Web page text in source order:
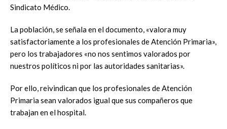
Sindicato Médico.
La población, se señala en el documento, «valora muy
satisfactoriamente a los profesionales de Atención Primaria»,
pero los trabajadores «no nos sentimos valorados por
nuestros políticos ni por las autoridades sanitarias».
Por ello, reivindican que los profesionales de Atención
Primaria sean valorados igual que sus compañeros que
trabajan en el hospital.